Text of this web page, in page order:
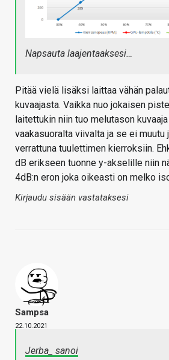
Napsauta laajentaaksesi…
Pitää vielä lisäksi laittaa vähän
kuvaajasta. Vaikka nuo jokaisen
laitettukin niin tuo melutason
vaakasuoralta viivalta ja se ei muutu
verrattuna tuulettimen kierroksiin.
dB erikseen tuonne y-akselille niin
4dB:n eron joka oikeasti on melko
Kirjaudu sisään vastataksesi
Sampsa
22.10.2021
Jerba_ sanoi